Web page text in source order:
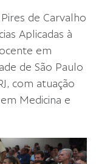
de Carvalho
Aplicadas à
em
de São Paulo
com atuação
Medicina e